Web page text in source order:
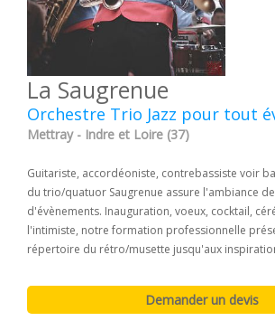
La Saugrenue
Orchestre Trio Jazz pour tout
Mettray - Indre et Loire (37)
Guitariste, accordéoniste, contrebassiste voir
du trio/quatuor Saugrenue assure l'ambiance
d'évènements. Inauguration, voeux, cocktail,
l'intimiste, notre formation professionnelle
répertoire du rétro/musette jusqu'aux